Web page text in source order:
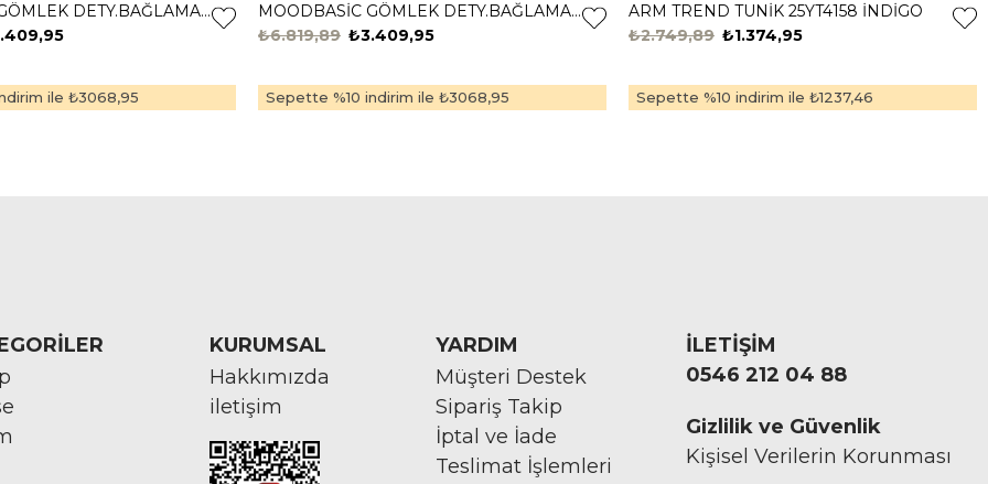
MOODBASİC GÖMLEK DETY.BAĞLAMALI TUNİK MB21.322 ÇAĞLA
ile ₺3068,95
MOODBASİC GÖMLEK DETY.BAĞLAMALI TUNİK MB21.322 Lacivert
₺3.409,95
₺6.819,89
Sepette %10 indirim ile ₺3068,95
ARM TREND TUNİK 25YT4158 İNDİGO
₺1.374,95
₺2.749,89
Sepette %10 indirim ile ₺1237,46
İLETİŞİM
0546 212 04 88
Gizlilik ve Güvenlik
Kişisel Verilerin Korunması
KURUMSAL
Hakkımızda
iletişim
YARDIM
Müşteri Destek
Sipariş Takip
İptal ve İade
Teslimat İşlemleri